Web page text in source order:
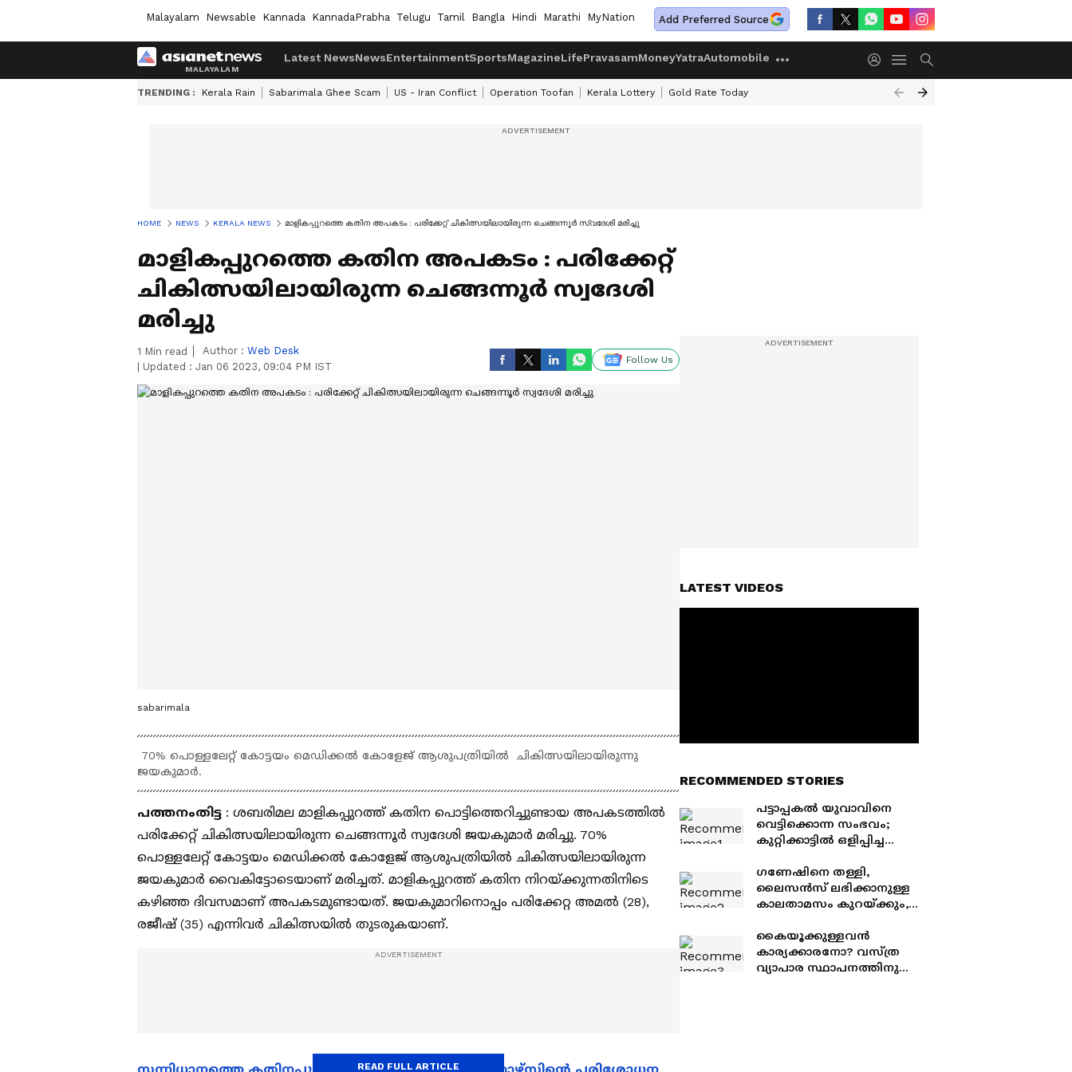
Malayalam Newsable Kannada KannadaPrabha Telugu Tamil Bangla Hindi Marathi MyNation Add Preferred Source
Latest NewsNewsEntertainmentSportsMagazineLifePravasamMoneyYatraAutomobile
TRENDING : Kerala Rain Sabarimala Ghee Scam US - Iran Conflict Operation Toofan Kerala Lottery Gold Rate Today
HOME NEWS KERALA NEWS മാളികപ്പുറത്തെ കതിന അപകടം : പരിക്കേറ്റ് ചികിത്സയിലായിരുന്ന ചെങ്ങന്നൂ‍ര്‍ സ്വദേശി മരിച്ചു
മാളികപ്പുറത്തെ കതിന അപകടം : പരിക്കേറ്റ്
ചികിത്സയിലായിരുന്ന ചെങ്ങന്നൂ‍ര്‍ സ്വദേശി
മരിച്ചു
1 Min read Author : Web Desk
Updated : Jan 06 2023, 09:04 PM IST
Follow Us
sabarimala
70% പൊള്ളലേറ്റ് കോട്ടയം മെഡിക്കൽ കോളേജ് ആശുപത്രിയിൽ ചികിത്സയിലായിരുന്നു
ജയകുമാര്‍.
പത്തനംതിട്ട : ശബരിമല മാളികപ്പുറത്ത് കതിന പൊട്ടിത്തെറിച്ചുണ്ടായ അപകടത്തിൽ
പരിക്കേറ്റ് ചികിത്സയിലായിരുന്ന ചെങ്ങന്നൂര്‍ സ്വദേശി ജയകുമാർ മരിച്ചു. 70%
പൊള്ളലേറ്റ് കോട്ടയം മെഡിക്കൽ കോളേജ് ആശുപത്രിയിൽ ചികിത്സയിലായിരുന്ന
ജയകുമാര്‍ വൈകിട്ടോടെയാണ് മരിച്ചത്. മാളികപ്പുറത്ത് കതിന നിറയ്ക്കുന്നതിനിടെ
കഴിഞ്ഞ ദിവസമാണ് അപകടമുണ്ടായത്. ജയകുമാറിനൊപ്പം പരിക്കേറ്റ അമല്‍ (28),
രജീഷ് (35) എന്നിവര്‍ ചികിത്സയിൽ തുടരുകയാണ്.
സന്നിധാനത്തെ കതിനപ്പുരയിലെ അപകടം; ഫയർഫോഴ്സിന്റെ പരിശോധന
READ FULL ARTICLE
LATEST VIDEOS
RECOMMENDED STORIES
പട്ടാപ്പകൽ യുവാവിനെ
വെട്ടിക്കൊന്ന സംഭവം;
കുറ്റിക്കാട്ടിൽ ഒളിപ്പിച്ച
കണ്ടെടുത്തു, പൊലീസിന്
സ്ഥലം കാണിച്ച്
കൊടുത്തത് പ്രതി
ഗണേഷിനെ തള്ളി,
ലൈസൻസ് ലഭിക്കാനുള്ള
കാലതാമസം കുറയ്ക്കും,
സ്വാഗതം ചെയ്ത്
ഡ്രൈവിംഗ് സ്കൂൾ
ഉടമക‌ൾ
കൈയൂക്കുള്ളവൻ
കാര്യക്കാരനോ? വസ്ത്ര
വ്യാപാര സ്ഥാപനത്തിനു